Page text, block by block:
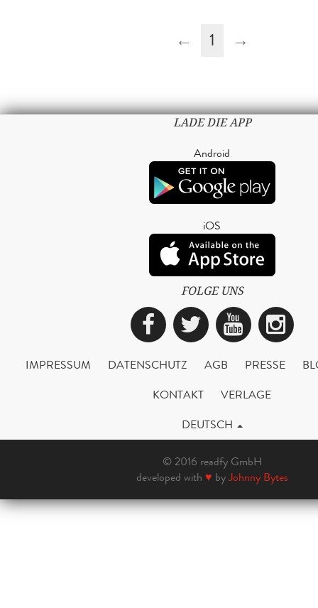
← 1 →
LADE DIE APP
Android
iOS
FOLGE UNS
Facebook
Twitter
IMPRESSUM DATENSCHUTZ AGB PRESSE
KONTAKT
VERLAGE
DEUTSCH
© 2016 readfy GmbH
developed with ♥ byJohnny Bytes